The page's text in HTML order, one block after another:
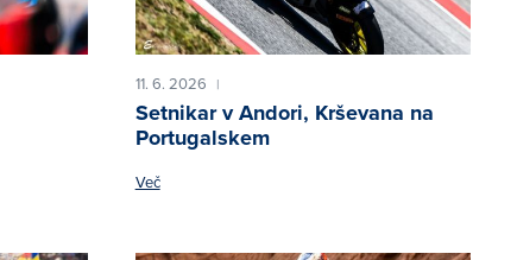
11. 6. 2026 |
Setnikar v Andori, Krševana na
Portugalskem
Več